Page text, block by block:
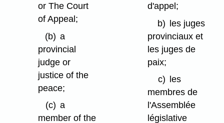
or The Court
of Appeal;
(b) a
provincial
judge or
justice of the
peace;
(c) a
member of the
d'appel;
b) les juges
provinciaux et
les juges de
paix;
c)
les
membres de
l'Assemblée
législative